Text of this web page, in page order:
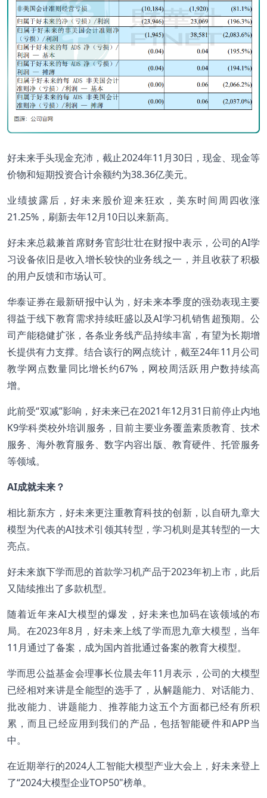
好未来手头现金充沛，截止2024年11月30日，现金、现金等
价物和短期投资合计余额约为38.36亿美元。
业绩披露后，好未来股价迎来狂欢，美东时间周四收涨
21.25%，刷新去年12月10日以来新高。
好未来总裁兼首席财务官彭壮壮在财报中表示，公司的AI学
习设备依旧是收入增长较快的业务线之一，并且收获了积极
的用户反馈和市场认可。
华泰证券在最新研报中认为，好未来本季度的强劲表现主要
得益于线下教育需求持续旺盛以及AI学习机销售超预期。公
司产能稳健扩张，各条业务线产品持续丰富，有望为长期增
长提供有力支撑。结合该行的网点统计，截至24年11月公司
教学网点数量同比增长约67%，网校周活跃用户数持续高
增。
此前受“双减”影响，好未来已在2021年12月31日前停止内地
K9学科类校外培训服务，目前主要业务覆盖素质教育、技术
服务、海外教育服务、数字内容出版、教育硬件、托管服务
等领域。
AI成就未来？
相比新东方，好未来更注重教育科技的创新，以自研九章大
模型为代表的AI技术引领其转型，学习机则是其转型的一大
亮点。
好未来旗下学而思的首款学习机产品于2023年初上市，此后
又陆续推出了多款机型。
随着近年来AI大模型的爆发，好未来也加码在该领域的布
局。在2023年8月，好未来上线了学而思九章大模型，当年
11月通过了备案，成为国内首批通过备案的教育大模型。
学而思公益基金会理事长位晨去年11月表示，公司的大模型
已经相对来讲是全能型的选手了，从解题能力、对话能力、
批改能力、讲题能力、推荐能力这五个方面都已经有所积
累，而且已经应用到我们的产品，包括智能硬件和APP当
中。
在近期举行的2024人工智能大模型产业大会上，好未来登上
了“2024大模型企业TOP50"榜单。